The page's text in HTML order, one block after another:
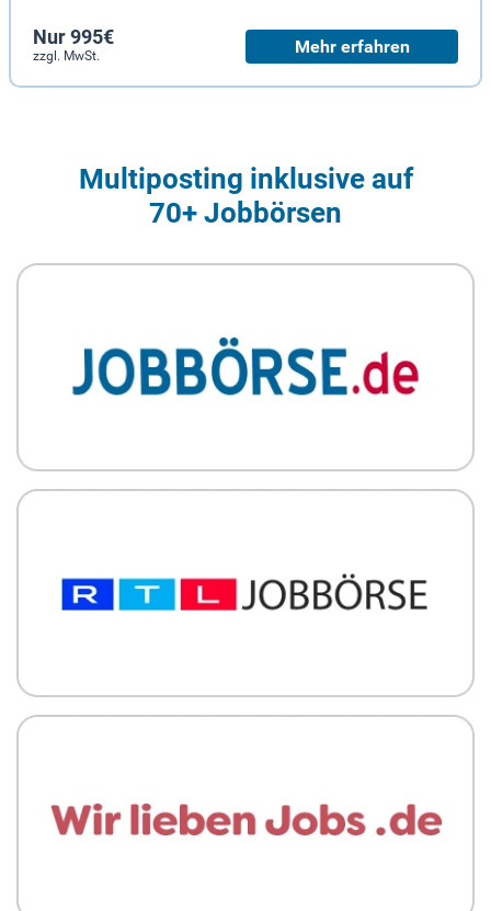
Nur 995€
zzgl. MwSt. Mehr erfahren
Multiposting inklusive auf
70+ Jobbörsen